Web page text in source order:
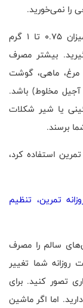
را نمی‌خورید.
در ابتدا بهتر است که مصرف پروتئین را به میزان 0.75 تا 1 گرم
بیشتر مصرف
مرغ، ماهی، گوشت
آجیل مخلوط) باشد.
یا شیر شکلات
برسند.
استفاده کرد،
تمرین، تنظیم
سالم را مصرف
روزانه شما تغییر
تصور کنید. برای
اما اگر ماشین